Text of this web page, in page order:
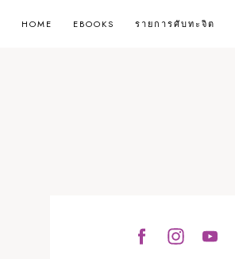
HOME EBOOKS รายการศับทะจิต